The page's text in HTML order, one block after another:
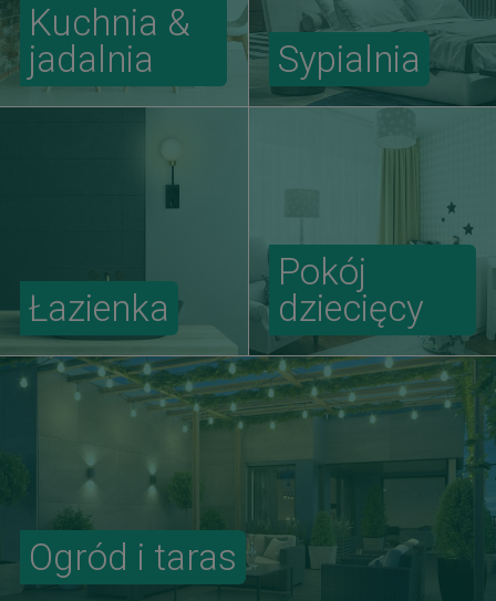
Kuchnia &
jadalnia
Sypialnia
Ogród i taras
Łazienka
Pokój
dziecięcy